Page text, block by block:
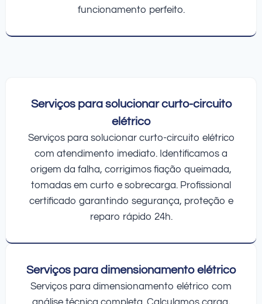
funcionamento perfeito.
Serviços para solucionar curto-circuito
elétrico
Serviços para solucionar curto-circuito elétrico
com atendimento imediato. Identificamos a
origem da falha, corrigimos fiação queimada,
tomadas em curto e sobrecarga. Profissional
certificado garantindo segurança, proteção e
reparo rápido 24h.
Serviços para dimensionamento elétrico
Serviços para dimensionamento elétrico com